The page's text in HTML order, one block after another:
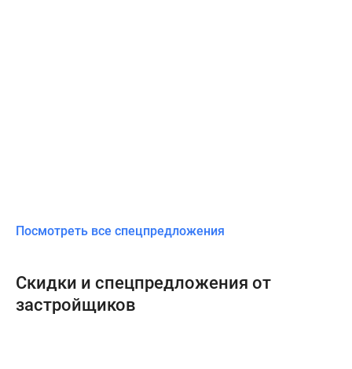
Посмотреть все спецпредложения
Скидки и спецпредложения от
застройщиков